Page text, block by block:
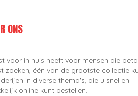
ONS
voor in huis heeft voor mensen die
zoeken, één van de grootste collectie
in diverse thema's, die u snel en
online kunt bestellen.